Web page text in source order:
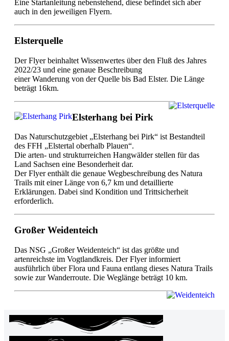
Eine Startanleitung nebenstehend, diese befindet sich aber
auch in den jeweiligen Flyern.
Elsterquelle
Der Flyer beinhaltet Wissenwertes über den Fluß des Jahres
2022/23 und eine genaue Beschreibung
einer Wanderung von der Quelle bis Bad Elster. Die Länge
beträgt 16km.
Elsterhang bei Pirk
Das Naturschutzgebiet „Elsterhang bei Pirk“ ist Bestandteil
des FFH „Elstertal oberhalb Plauen“.
Die arten- und strukturreichen Hangwälder stellen für das
Land Sachsen eine Besonderheit dar.
Der Flyer enthält die genaue Wegbeschreibung des Natura
Trails mit einer Länge von 6,7 km und detaillierte
Erklärungen. Dabei sind Kondition und Trittsicherheit
erforderlich.
Großer Weidenteich
Das NSG „Großer Weidenteich“ ist das größte und
artenreichste im Vogtlandkreis. Der Flyer informiert
ausführlich über Flora und Fauna entlang dieses Natura Trails
sowie zur Wanderroute. Die Weglänge beträgt 10 km.